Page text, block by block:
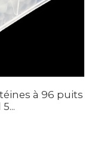
à 96 puits